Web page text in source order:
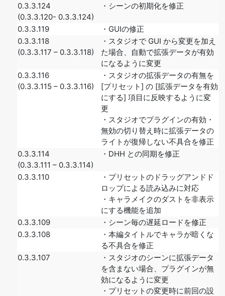
0.3.3.124
(0.3.3.120- 0.3.3.124)
・シーンの初期化を修正
0.3.3.119
・GUIの修正
0.3.3.118
(0.3.3.117 – 0.3.3.118)
・スタジオで GUI から変更を加え
た場合、自動で拡張データが有効
になるように変更
0.3.3.116
(0.3.3.115 – 0.3.3.116)
・スタジオの拡張データの有無を
[プリセット] の [拡張データを有効
にする] 項目に反映するように変
更
・スタジオでプラグインの有効・
無効の切り替え時に拡張データの
ライトが復帰しない不具合を修正
0.3.3.114
(0.3.3.111 – 0.3.3.114)
・DHH との同期を修正
0.3.3.110
・プリセットのドラッグアンドド
ロップによる読み込みに対応
・キャラメイクのダストを非表示
にする機能を追加
0.3.3.109
・シーン毎の遅延ロードを修正
0.3.3.108
・本編タイトルでキャラが暗くな
る不具合を修正
0.3.3.107
・スタジオのシーンに拡張データ
を含まない場合、プラグインが無
効になるように変更
・プリセットの変更時に前回の設